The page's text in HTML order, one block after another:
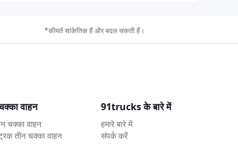
*कीमतें सांकेतिक हैं और बदल सकती हैं।
वाहन
चक्का वाहन
तीन चक्का वाहन
91trucks के बारे में
हमारे बारे में
संपर्क करें